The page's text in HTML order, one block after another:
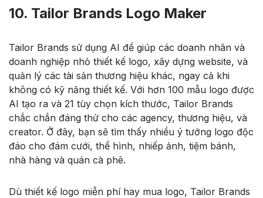
10. Tailor Brands Logo Maker
Tailor Brands sử dụng AI để giúp các doanh nhân và
doanh nghiệp nhỏ thiết kế logo, xây dựng website, và
quản lý các tài sản thương hiệu khác, ngay cả khi
không có kỹ năng thiết kế. Với hơn 100 mẫu logo được
AI tạo ra và 21 tùy chọn kích thước, Tailor Brands
chắc chắn đáng thử cho các agency, thương hiệu, và
creator. Ở đây, bạn sẽ tìm thấy nhiều ý tưởng logo độc
đáo cho đám cưới, thể hình, nhiếp ảnh, tiệm bánh,
nhà hàng và quán cà phê.
Dù thiết kế logo miễn phí hay mua logo, Tailor Brands